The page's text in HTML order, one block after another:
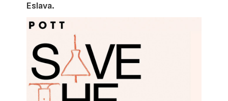
Eslava.